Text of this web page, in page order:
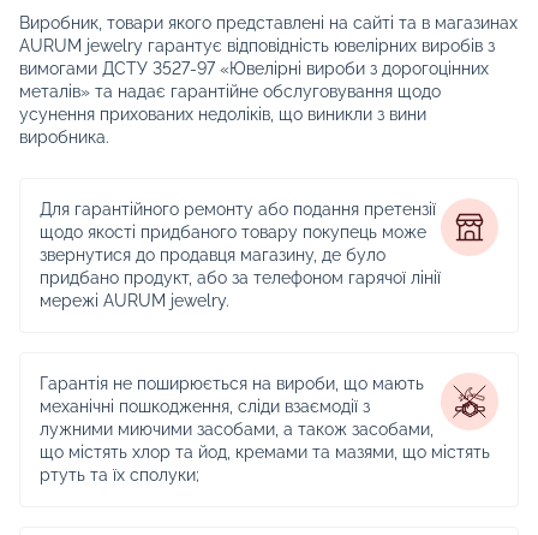
Виробник, товари якого представлені на сайті та в магазинах
AURUM jewelry гарантує відповідність ювелірних виробів з
вимогами ДСТУ 3527-97 «Ювелірні вироби з дорогоцінних
металів» та надає гарантійне обслуговування щодо
усунення прихованих недоліків, що виникли з вини
виробника.
Для гарантійного ремонту або подання претензії
щодо якості придбаного товару покупець може
звернутися до продавця магазину, де було
придбано продукт, або за телефоном гарячої лінії
мережі AURUM jewelry.
Гарантія не поширюється на вироби, що мають
механічні пошкодження, сліди взаємодії з
лужними миючими засобами, а також засобами,
що містять хлор та йод, кремами та мазями, що містять
ртуть та їх сполуки;